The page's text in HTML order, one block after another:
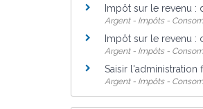
Impôt sur le revenu :
Argent - Impôts -
Impôt sur le revenu :
Argent - Impôts -
Saisir l'administration
Argent - Impôts -